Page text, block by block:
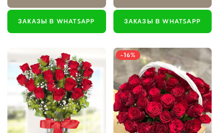
ЗАКАЗЫ В WHATSAPP ЗАКАЗЫ В WHATSAPP
-16%